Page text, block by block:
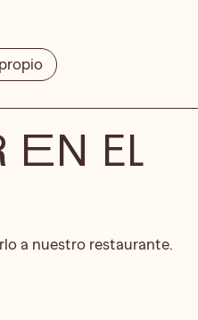
EN EL
a nuestro restaurante.